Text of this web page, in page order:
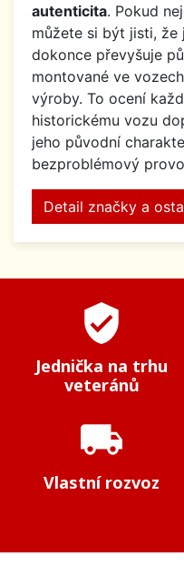
autenticita. Pokud
můžete si být jisti,
dokonce převyšuje
montované ve vozech
výroby. To ocení
historickému vozu
jeho původní
bezproblémový
Detail značky a
verified_user
Jednička na trhu
veteránů
local_shipping
Vlastní rozvoz